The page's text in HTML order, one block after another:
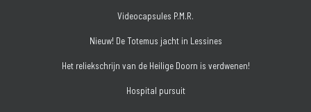
Videocapsules P.M.R.
Nieuw! De Totemus jacht in Lessines
Het reliekschrijn van de Heilige Doorn is verdwenen!
Hospital pursuit